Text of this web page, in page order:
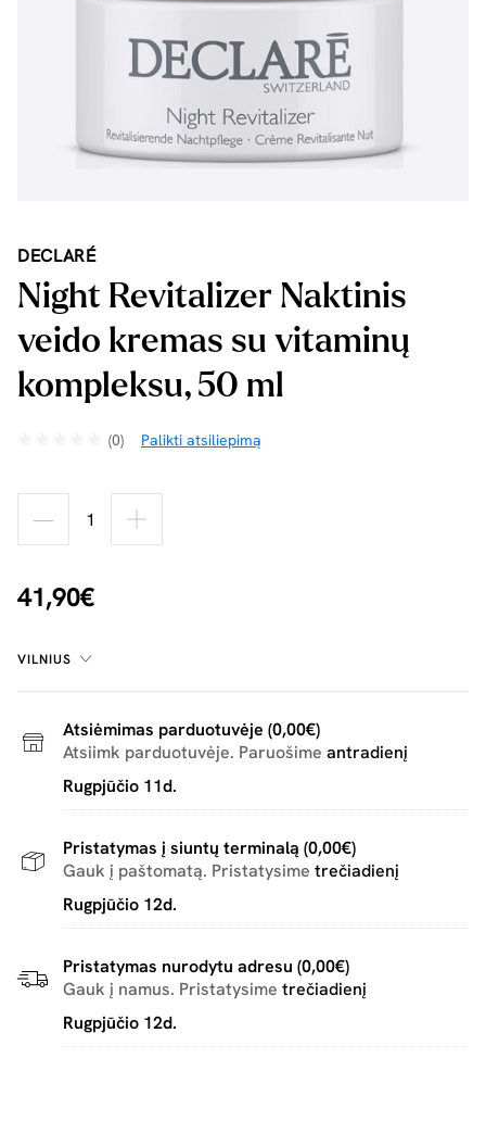
DECLARÉ
Night Revitalizer Naktinis
veido kremas su vitaminų
kompleksu, 50 ml
(0) Palikti atsiliepimą
41,90€
VILNIUS
Atsiėmimas parduotuvėje (0,00€)
Atsiimk parduotuvėje. Paruošime antradienį
Rugpjūčio 11d.
Pristatymas į siuntų terminalą (0,00€)
Gauk į paštomatą. Pristatysime trečiadienį
Rugpjūčio 12d.
Pristatymas nurodytu adresu (0,00€)
Gauk į namus. Pristatysime trečiadienį
Rugpjūčio 12d.